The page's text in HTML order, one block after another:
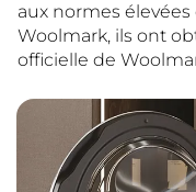
aux normes
Woolmark, ils ont
officielle de